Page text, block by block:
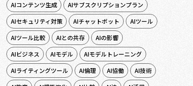
AIコンテンツ生成
AIサブスクリプションプラン
AIセキュリティ対策
AIチャットボット
AIツール
AIツール比較
AIとの共存
AIの影響
AIビジネス
AIモデル
AIモデルトレーニング
AIライティングツール
AI倫理 AI協働
AI技術